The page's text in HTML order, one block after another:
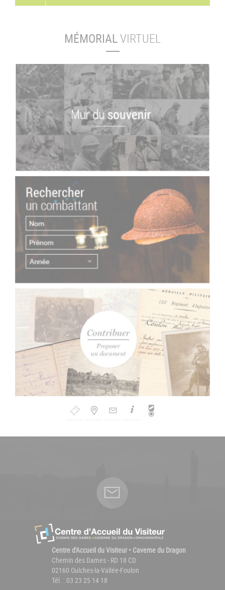
MÉMORIALVIRTUEL
de
Centre d'Accueil du Visiteur • Caverne du Dragon
Chemin des Dames - RD 18 CD
02160 Oulches-la-Vallée-Foulon
Tél. : 03 23 25 14 18